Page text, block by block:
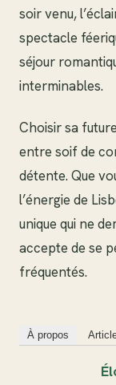
soir venu,
spectacle
séjour
interminables.
Choisir sa future
entre soif de
détente. Que
l’énergie de
unique qui ne
accepte de se
fréquentés.
À propos